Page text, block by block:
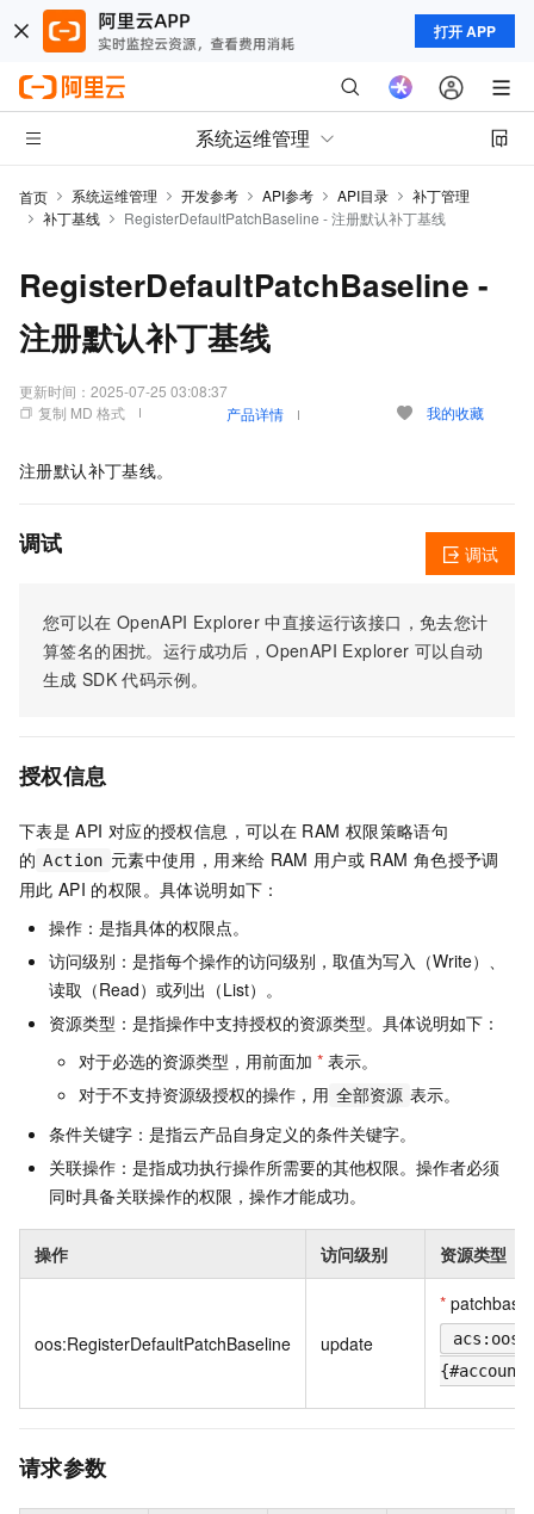
打开 APP
系统运维管理
首页 系统运维管理 开发参考 API参考 API目录
补丁管理
补丁基线
RegisterDefaultPatchBaseline - 注册默认补丁基线
RegisterDefaultPatchBaseline -
注册默认补丁基线
更新时间： 2025-07-25 03:08:37
复制 MD 格式
产品详情 我的收藏
注册默认补丁基线。
调试
您可以在 OpenAPI Explorer 中直接运行该接口，免去您计
算签名的困扰。运行成功后，OpenAPI Explorer 可以自动
生成 SDK 代码示例。
调试
授权信息
下表是 API 对应的授权信息，可以在 RAM 权限策略语句
的 Action 元素中使用，用来给 RAM 用户或 RAM 角色授予调
用此 API 的权限。具体说明如下：
操作：是指具体的权限点。
访问级别：是指每个操作的访问级别，取值为写入（Write）、
读取（Read）或列出（List）。
资源类型：是指操作中支持授权的资源类型。具体说明如下：
对于必选的资源类型，用前面加 * 表示。
对于不支持资源级授权的操作，用 全部资源 表示。
条件关键字：是指云产品自身定义的条件关键字。
关联操作：是指成功执行操作所需要的其他权限。操作者必须
同时具备关联操作的权限，操作才能成功。
操作 访问级别 资源类型
oos:RegisterDefaultPatchBaseline update
*
请求参数